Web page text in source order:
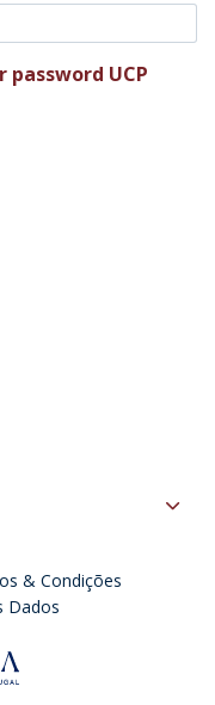
password UCP
& Condições
Dados